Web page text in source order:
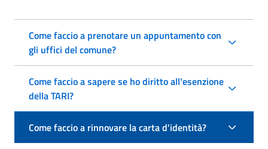
Come faccio a prenotare un appuntamento con
gli uffici del comune?
Come faccio a sapere se ho diritto all'esenzione
della TARI?
Come faccio a rinnovare la carta d'identità?